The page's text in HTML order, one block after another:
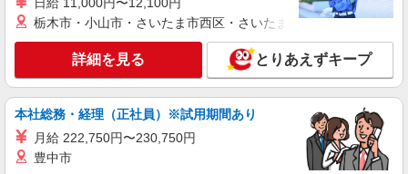
手当5.1万円（126H）＋交通費別途支給 ※交通費
実費支給／当社規定あり。
栃木県栃木市 西方ふれあいパーク近くのエリ
ア
キープ 詳細を見る
ランスタッド株式会社 小山支店（小山事業所）/FOYT109146
仕分け・ピッキング・梱包
時給1250円 月収例:225630円＝基本給210000
栃木市・小山市・さいたま市西区・さいたま市岩槻区・久喜市・
詳細を見る とりあえずキープ
本社総務・経理（正社員）※試用期間あり
月給 222,750円〜230,750円
豊中市